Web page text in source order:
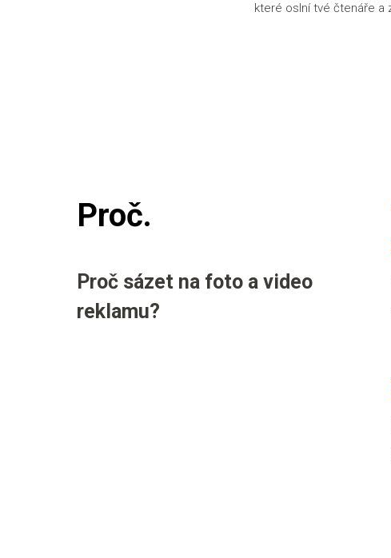
které oslní tvé čtenáře a
Proč.
Proč sázet na foto a video
reklamu?